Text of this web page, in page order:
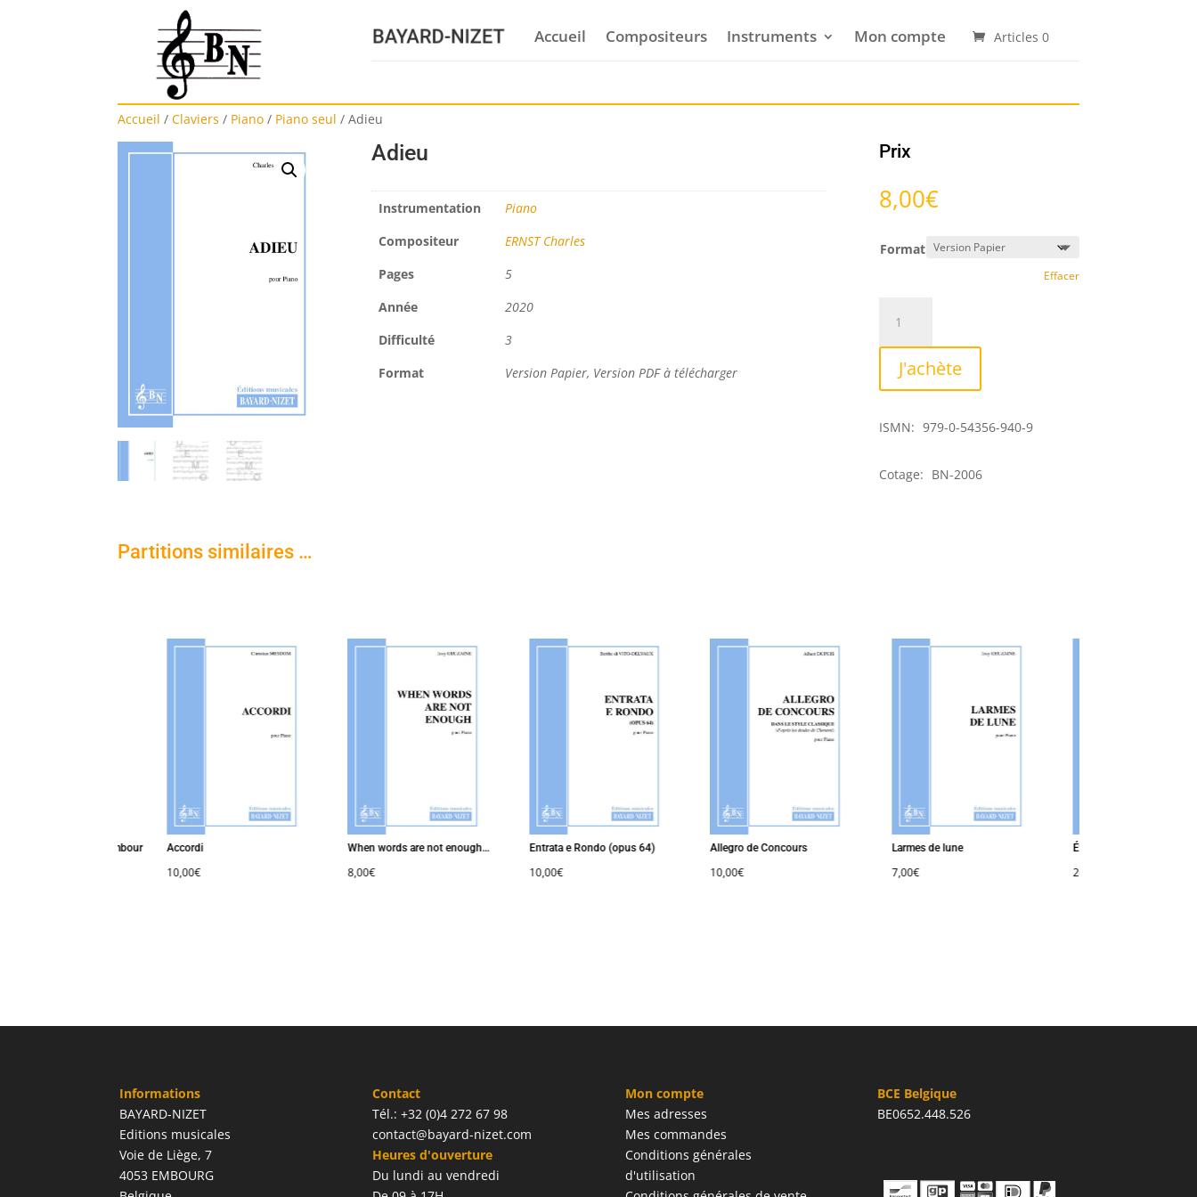
Accueil Compositeurs Instruments Mon compte Articles 0
Accueil / Claviers / Piano / Piano seul / Adieu
Adieu
Instrumentation
Piano
Compositeur
ERNST Charles
Pages
5
Année
2020
Difficulté
3
Format
Version Papier, Version PDF à télécharger
Prix
8,00€
Format
Effacer
Adieu
J'achète
ISMN: 979-0-54356-940-9
Cotage: BN-2006
Partitions similaires …
– En voyage – Tambour
Accordi
10,00€
When words are not enough…
8,00€
Entrata e Rondo (opus 64)
10,00€
Allegro de Concours
10,00€
Larmes de lune
7,00€
États d’âme (opus 1)
20,00
Informations
BAYARD-NIZET
Editions musicales
Voie de Liège, 7
4053 EMBOURG
Contact
Tél.: +32 (0)4 272 67 98
contact@bayard-nizet.com
Heures d'ouverture
Du lundi au vendredi
Mon compte
Mes adresses
Mes commandes
Conditions générales
d'utilisation
BCE Belgique
BE0652.448.526